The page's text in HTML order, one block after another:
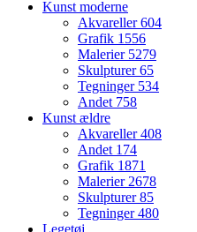
Kunst moderne
Akvareller604
Grafik 1556
Malerier 5279
Skulpturer65
Tegninger 534
Andet 758
Kunst ældre
Akvareller408
Andet 174
Grafik 1871
Malerier2678
Skulpturer85
Tegninger480